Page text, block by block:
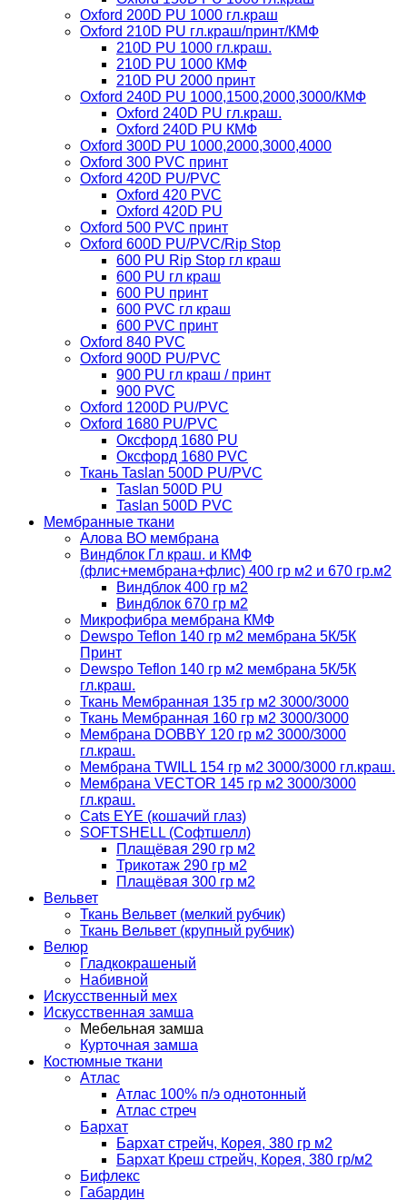
Oxford 200D PU 1000 гл.краш
Oxford 210D PU гл.краш/принт/КМФ
210D PU 1000 гл.краш.
210D PU 1000 КМФ
210D PU 2000 принт
Oxford 240D PU 1000,1500,2000,3000/КМФ
Oxford 240D PU гл.краш.
Oxford 240D PU КМФ
Oxford 300D PU 1000,2000,3000,4000
Oxford 300 PVC принт
Oxford 420D PU/PVC
Oxford 420 PVC
Oxford 420D PU
Oxford 500 PVC принт
Oxford 600D PU/PVC/Rip Stop
600 PU Rip Stop гл краш
600 PU гл краш
600 PU принт
600 PVC гл краш
600 PVC принт
Oxford 840 PVC
Oxford 900D PU/PVC
900 PU гл краш / принт
900 PVC
Oxford 1200D PU/PVC
Oxford 1680 PU/PVC
Оксфорд 1680 PU
Оксфорд 1680 PVC
Ткань Taslan 500D PU/PVC
Taslan 500D PU
Taslan 500D PVC
Мембранные ткани
Алова ВО мембрана
Виндблок Гл краш. и КМФ
(флис+мембрана+флис) 400 гр м2 и 670 гр.м2
Виндблок 400 гр м2
Виндблок 670 гр м2
Микрофибра мембрана КМФ
Dewspo Teflon 140 гр м2 мембрана 5К/5К
Принт
Dewspo Teflon 140 гр м2 мембрана 5К/5К
гл.краш.
Ткань Мембранная 135 гр м2 3000/3000
Ткань Мембранная 160 гр м2 3000/3000
Мембрана DOBBY 120 гр м2 3000/3000
гл.краш.
Мембрана TWILL 154 гр м2 3000/3000 гл.краш.
Мембрана VECTOR 145 гр м2 3000/3000
гл.краш.
Cats EYE (кошачий глаз)
SOFTSHELL (Софтшелл)
Плащёвая 290 гр м2
Трикотаж 290 гр м2
Плащёвая 300 гр м2
Вельвет
Ткань Вельвет (мелкий рубчик)
Ткань Вельвет (крупный рубчик)
Велюр
Гладкокрашеный
Набивной
Искусственный мех
Искусственная замша
Мебельная замша
Курточная замша
Костюмные ткани
Атлас
Атлас 100% п/э однотонный
Атлас стреч
Бархат
Бархат стрейч, Корея, 380 гр м2
Бархат Креш стрейч, Корея, 380 гр/м2
Бифлекс
Габардин